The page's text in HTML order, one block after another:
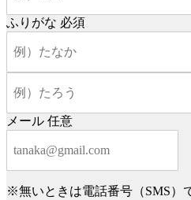
ふりがな 必須
メール 任意
※無いときは電話番号（SMS）